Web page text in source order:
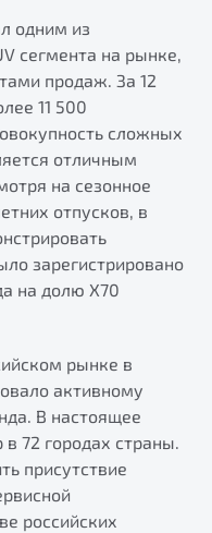
одним из
сегмента на рынке,
продаж. За 12
11 500
сложных
отличным
на сезонное
отпусков, в
зарегистрировано
на долю X70
рынке в
активному
В настоящее
72 городах страны.
присутствие
российских